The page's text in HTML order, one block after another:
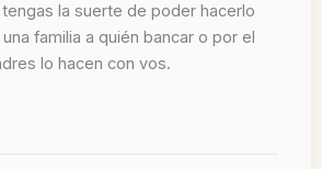
la suerte de poder hacerlo
familia a quién bancar o por el
lo hacen con vos.